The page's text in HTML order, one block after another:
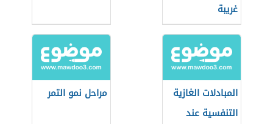
غريبة
المبادلات الغازية
التنفسية عند
مراحل نمو التمر